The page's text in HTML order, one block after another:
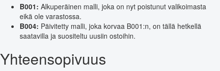
B001: Alkuperäinen malli, joka on nyt poistunut valikoimasta
eikä ole varastossa.
B004: Päivitetty malli, joka korvaa B001:n, on tällä hetkellä
saatavilla ja suositeltu uusiin ostoihin.
Yhteensopivuus